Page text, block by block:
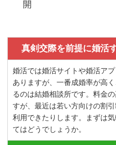
開
真剣交際を前提に婚活
婚活では婚活サイトや婚活ア
ありますが、一番成婚率が高
るのは結婚相談所です。料金
すが、最近は若い方向けの割
利用できたりします。まずは
てはどうでしょうか。